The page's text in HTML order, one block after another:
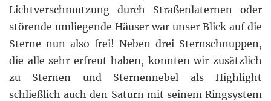
Lichtverschmutzung durch Straßenlaternen oder
störende umliegende Häuser war unser Blick auf die
Sterne nun also frei! Neben drei Sternschnuppen,
die alle sehr erfreut haben, konnten wir zusätzlich
zu Sternen und Sternennebel als Highlight
schließlich auch den Saturn mit seinem Ringsystem